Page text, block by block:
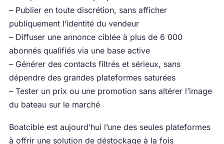
– Publier en toute discrétion, sans afficher
publiquement l’identité du vendeur
– Diffuser une annonce ciblée à plus de 6 000
abonnés qualifiés via une base active
– Générer des contacts filtrés et sérieux, sans
dépendre des grandes plateformes saturées
– Tester un prix ou une promotion sans altérer l’image
du bateau sur le marché
Boatcible est aujourd’hui l’une des seules plateformes
à offrir une solution de déstockage à la fois